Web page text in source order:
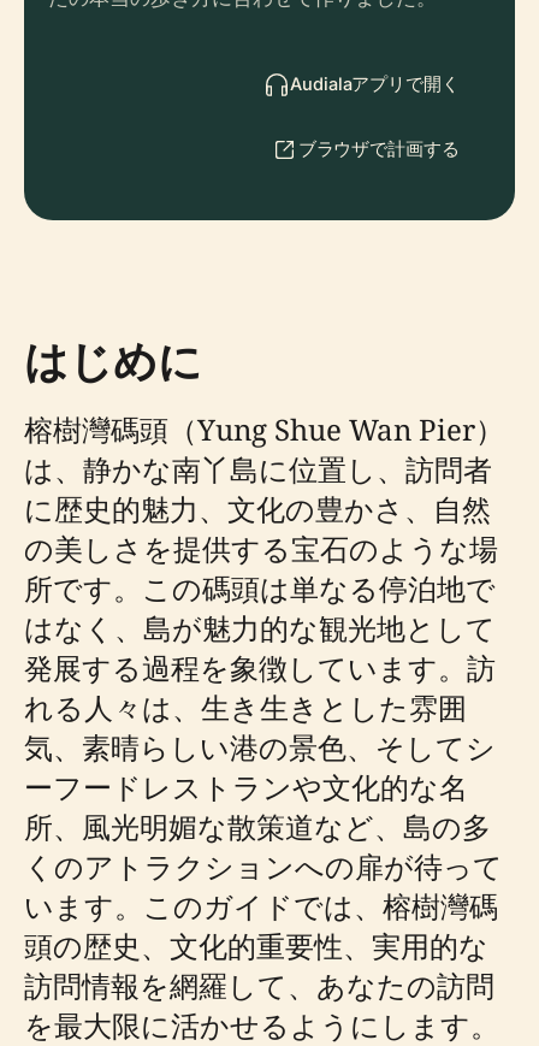
Audialaアプリで開く
ブラウザで計画する
はじめに
榕樹灣碼頭（Yung Shue Wan Pier）
は、静かな南丫島に位置し、訪問者
に歴史的魅力、文化の豊かさ、自然
の美しさを提供する宝石のような場
所です。この碼頭は単なる停泊地で
はなく、島が魅力的な観光地として
発展する過程を象徴しています。訪
れる人々は、生き生きとした雰囲
気、素晴らしい港の景色、そしてシ
ーフードレストランや文化的な名
所、風光明媚な散策道など、島の多
くのアトラクションへの扉が待って
います。このガイドでは、榕樹灣碼
頭の歴史、文化的重要性、実用的な
訪問情報を網羅して、あなたの訪問
を最大限に活かせるようにします。